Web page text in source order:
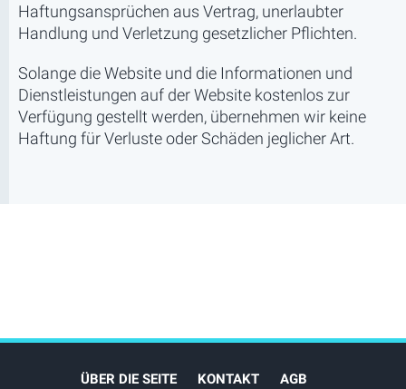
Haftungsansprüchen aus Vertrag, unerlaubter
Handlung und Verletzung gesetzlicher Pflichten.
Solange die Website und die Informationen und
Dienstleistungen auf der Website kostenlos zur
Verfügung gestellt werden, übernehmen wir keine
Haftung für Verluste oder Schäden jeglicher Art.
ÜBER DIE SEITE KONTAKT AGB